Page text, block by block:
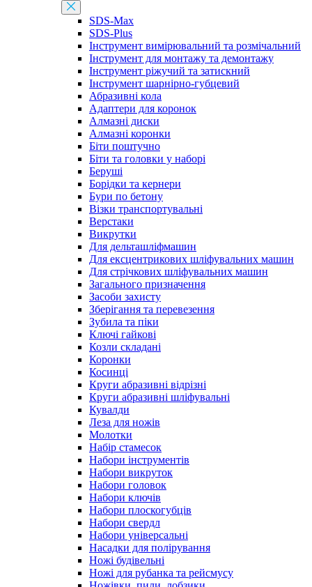
SDS-Max
SDS-Plus
Інструмент вимірювальний та розмічальний
Інструмент для монтажу та демонтажу
Інструмент ріжучий та затискний
Інструмент шарнірно-губцевий
Абразивні кола
Адаптери для коронок
Алмазні диски
Алмазні коронки
Біти поштучно
Біти та головки у наборі
Беруші
Борідки та кернери
Бури по бетону
Візки транспортувальні
Верстаки
Викрутки
Для дельташліфмашин
Для ексцентрикових шліфувальних машин
Для стрічкових шліфувальних машин
Загального призначення
Засоби захисту
Зберігання та перевезення
Зубила та піки
Ключі гайкові
Козли складані
Коронки
Косинці
Круги абразивні відрізні
Круги абразивні шліфувальні
Кувалди
Леза для ножів
Молотки
Набір стамесок
Набори інструментів
Набори викруток
Набори головок
Набори ключів
Набори плоскогубців
Набори свердл
Набори універсальні
Насадки для полірування
Ножі будівельні
Ножі для рубанка та рейсмусу